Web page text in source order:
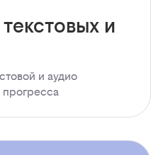
и
и аудио
прогресса